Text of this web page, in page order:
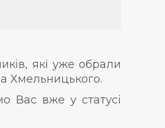
які уже обрали
Хмельницького.
Вас вже у статусі